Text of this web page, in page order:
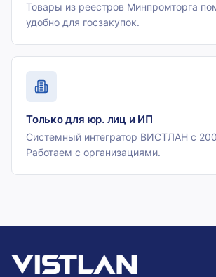
Товары из реестров Минпромторга
удобно для госзакупок.
Только для юр. лиц и ИП
Системный интегратор ВИСТЛАН с
Работаем с организациями.